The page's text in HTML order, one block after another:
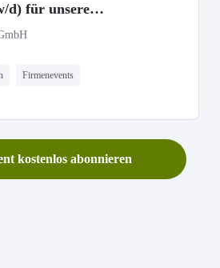
d) für unseren
Firmenevents
kostenlos abonnieren